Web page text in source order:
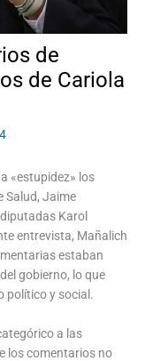
de
de Cariola
«estupidez» los
Salud, Jaime
Karol
entrevista, Mañalich
estaban
gobierno, lo que
político y social.
a las
los comentarios no